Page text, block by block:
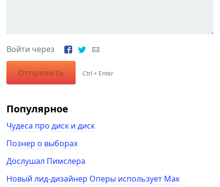
Войти через
Отправить Ctrl + Enter
Популярное
Чудеса про диск и диск
Познер о выборах
Дослушал Пимслера
Новый лид-дизайнер Оперы использует Мак